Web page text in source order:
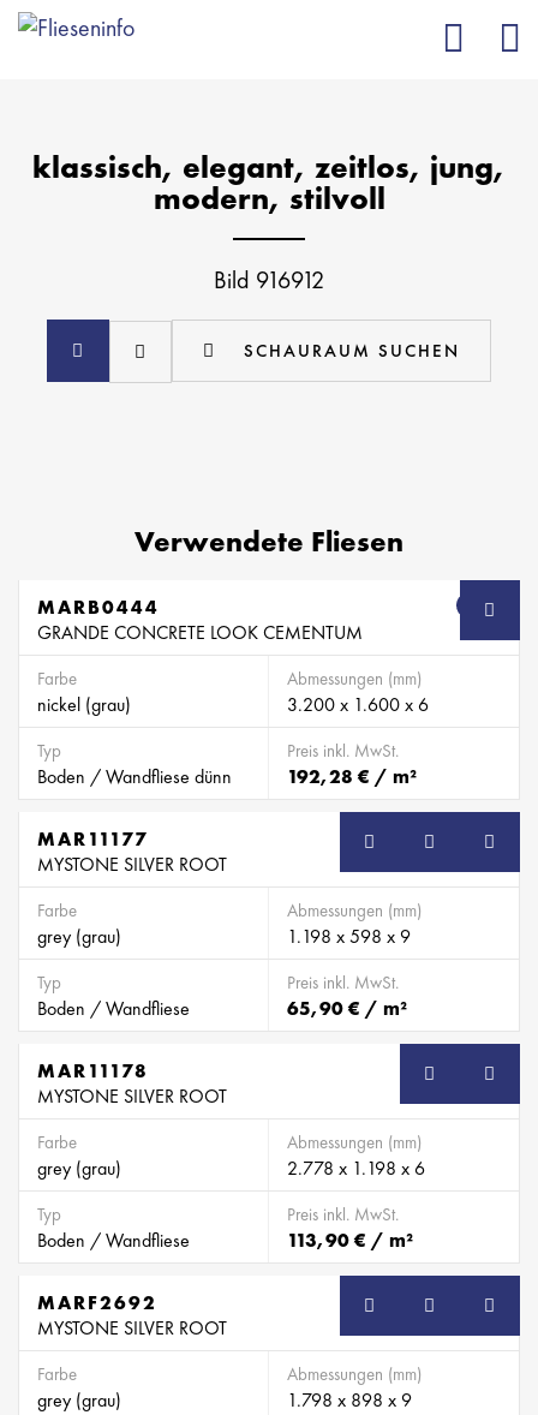
klassisch, elegant, zeitlos, jung,
modern, stilvoll
Bild 916912
SCHAURAUM SUCHEN
Verwendete Fliesen
SB
MARB0444
GRANDE CONCRETE LOOK CEMENTUM
Farbe
nickel (grau)
Abmessungen (mm)
3.200 x 1.600 x 6
Typ
Boden / Wandfliese dünn
Preis inkl. MwSt.
192,28 € / m²
MAR11177
MYSTONE SILVER ROOT
Farbe
grey (grau)
Abmessungen (mm)
1.198 x 598 x 9
Typ
Boden / Wandfliese
Preis inkl. MwSt.
65,90 € / m²
MAR11178
MYSTONE SILVER ROOT
Farbe
grey (grau)
Abmessungen (mm)
2.778 x 1.198 x 6
Typ
Boden / Wandfliese
Preis inkl. MwSt.
113,90 € / m²
SB
MARF2692
MYSTONE SILVER ROOT
Farbe
grey (grau)
Abmessungen (mm)
1.798 x 898 x 9